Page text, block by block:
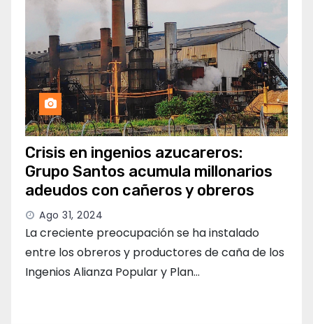
Crisis en ingenios azucareros:
Grupo Santos acumula millonarios
adeudos con cañeros y obreros
Ago 31, 2024
La creciente preocupación se ha instalado
entre los obreros y productores de caña de los
Ingenios Alianza Popular y Plan…